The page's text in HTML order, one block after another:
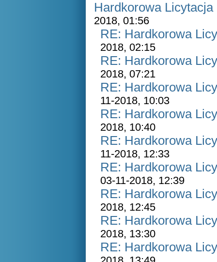
Hardkorowa
2018, 01:56
RE: Hardkorowa
2018, 02:15
RE: Hardkorowa
2018, 07:21
RE: Hardkorowa
11-2018, 10:03
RE: Hardkorowa
2018, 10:40
RE: Hardkorowa
11-2018, 12:33
RE: Hardkorowa
03-11-2018, 12:39
RE: Hardkorowa
2018, 12:45
RE: Hardkorowa
2018, 13:30
RE: Hardkorowa